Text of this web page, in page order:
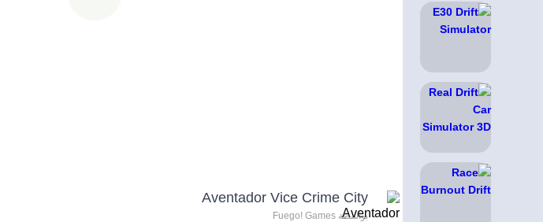
Aventador Vice Crime City
بواسطة Fuego! Games